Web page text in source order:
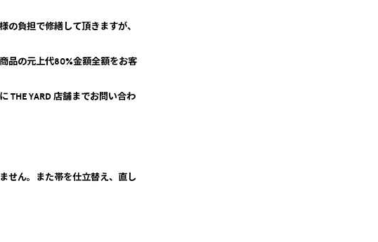
負担で修繕して頂きますが、
品の元上代80%金額全額をお客
THE YARD 店舗までお問い合わ
せん。また帯を仕立替え、直し